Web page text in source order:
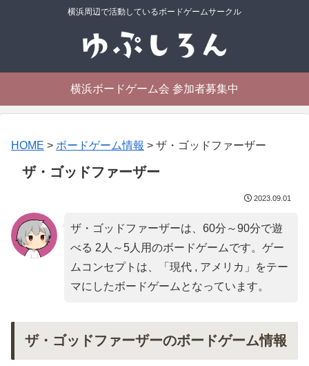
横浜周辺で活動しているボードゲームサークル
横浜ボードゲーム会 参加者募集中
HOME > ボードゲーム情報 > ザ・ゴッドファーザー
ザ・ゴッドファーザー
2023.09.01
ザ・ゴッドファーザーは、60分～90分で遊
べる 2人～5人用のボードゲームです。ゲー
ムコンセプトは、「 現代 , アメリカ 」をテー
マにしたボードゲームとなっています。
ザ・ゴッドファーザーのボードゲーム情報